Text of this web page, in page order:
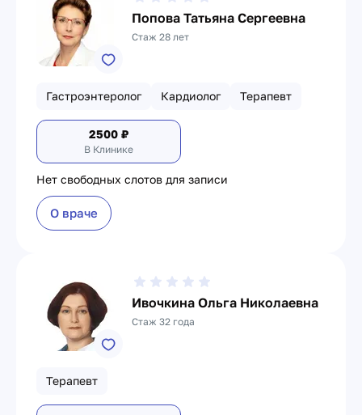
Попова Татьяна Сергеевна
Стаж 28 лет
Гастроэнтеролог Кардиолог Терапевт
2500 ₽
В Клинике
Нет свободных слотов для записи
О враче
Ивочкина Ольга Николаевна
Стаж 32 года
Терапевт